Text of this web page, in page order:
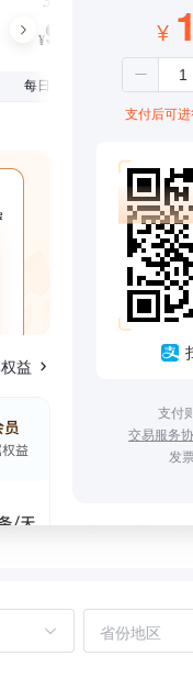
¥99
每日仅1.08元
益
¥
支付后可
支付
交易服务
发
省份地区